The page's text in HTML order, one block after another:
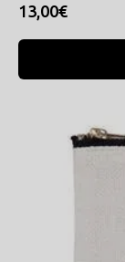
13,00€